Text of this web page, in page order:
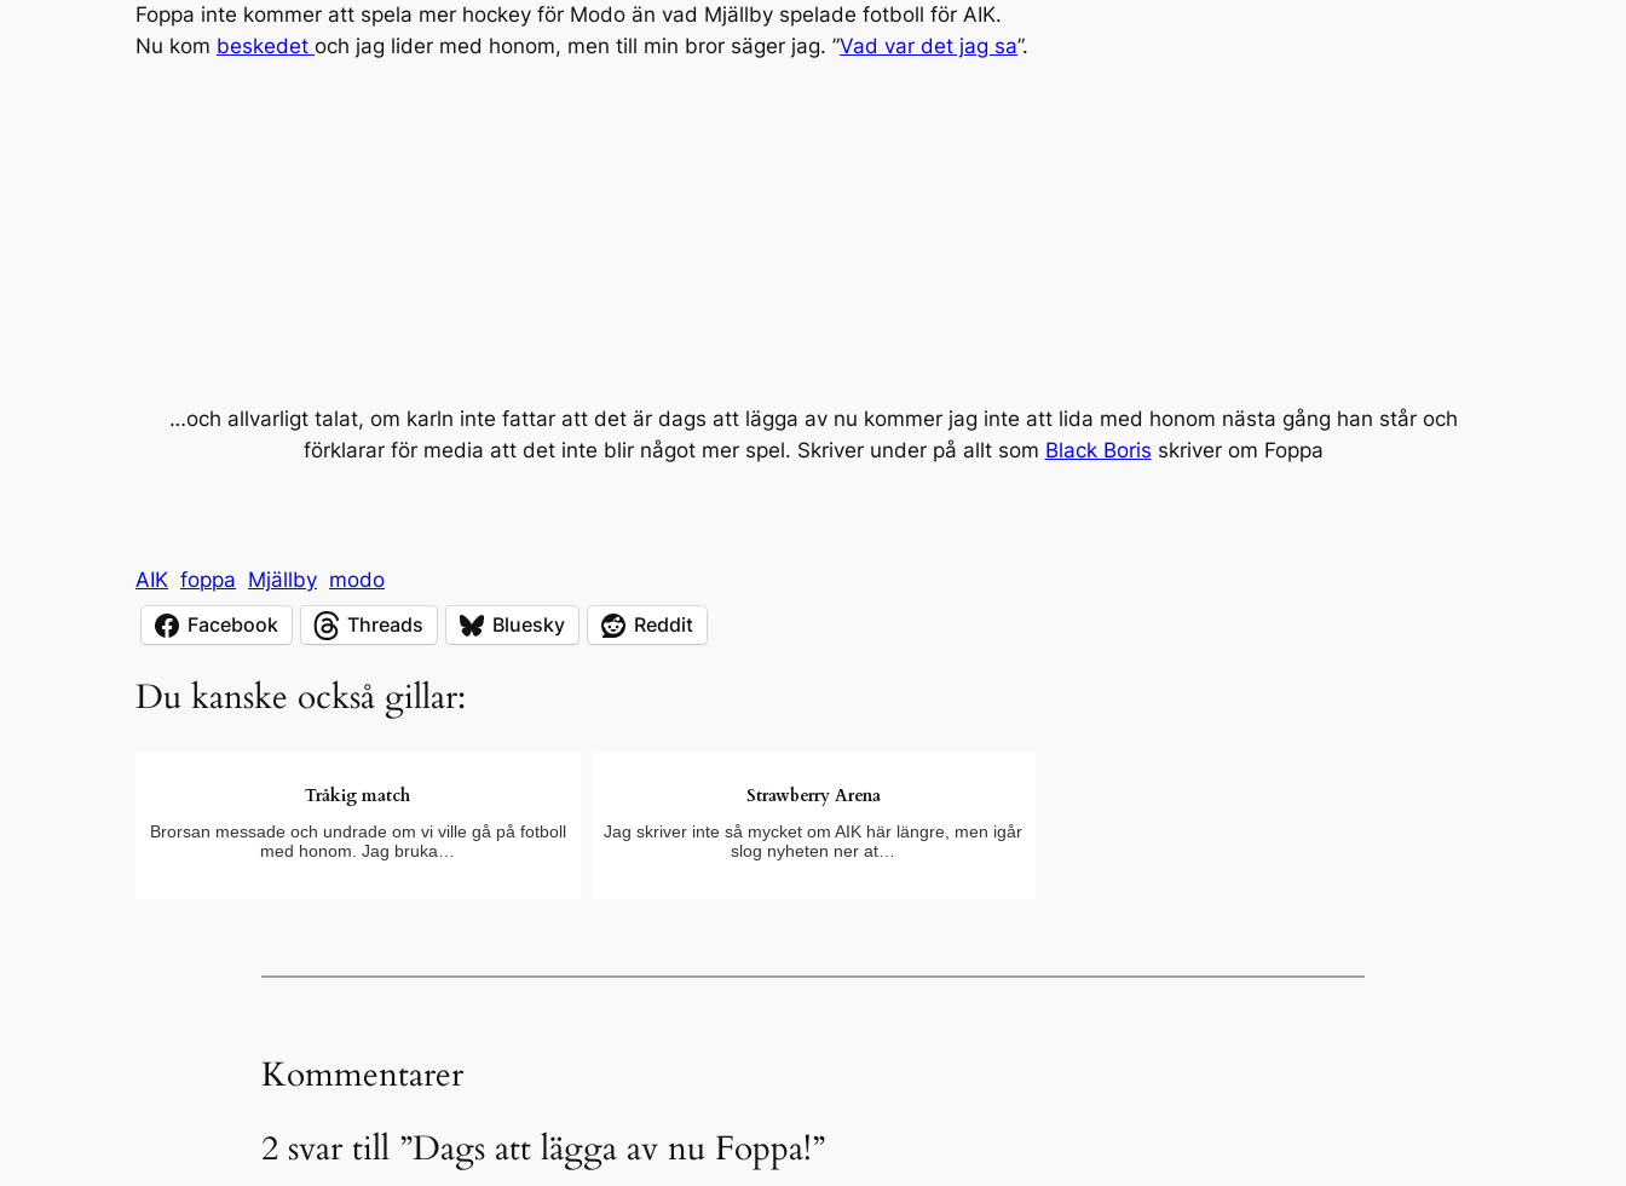
Foppa inte kommer att spela mer hockey för Modo än vad Mjällby spelade fotboll för AIK.
Nu kom beskedet och jag lider med honom, men till min bror säger jag. ”Vad var det jag sa”.
…och allvarligt talat, om karln inte fattar att det är dags att lägga av nu kommer jag inte att lida med honom nästa gång han står och
förklarar för media att det inte blir något mer spel. Skriver under på allt som Black Boris skriver om Foppa
AIK foppa Mjällby modo
Facebook
Threads Bluesky Reddit
Du kanske också gillar:
Tråkig match
Brorsan messade och undrade om vi ville gå på fotboll
med honom. Jag bruka…
Strawberry Arena
Jag skriver inte så mycket om AIK här längre, men igår
slog nyheten ner at…
Kommentarer
2 svar till ”Dags att lägga av nu Foppa!”